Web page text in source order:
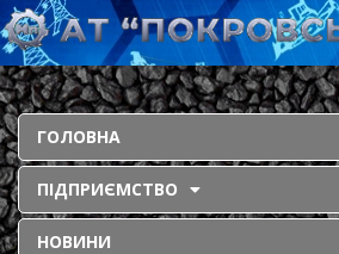
ГОЛОВНА
ПІДПРИЄМСТВО
НОВИНИ